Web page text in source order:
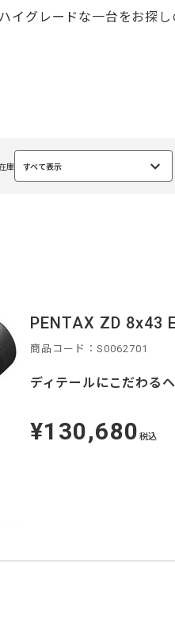
イグレードな一台をお探し
在庫 すべて表示
選
択
PENTAX ZD 8x43
商品コード：S0062701
ディテールにこだわる
定
価
¥130,680 税込